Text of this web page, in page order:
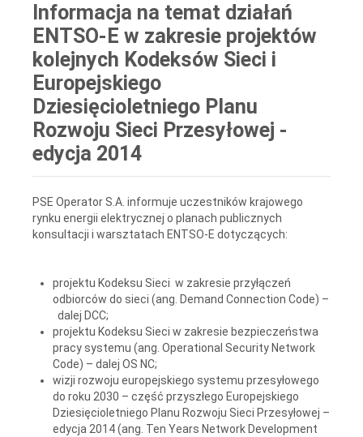
Informacja na temat działań
ENTSO-E w zakresie projektów
kolejnych Kodeksów Sieci i
Europejskiego
Dziesięcioletniego Planu
Rozwoju Sieci Przesyłowej -
edycja 2014
PSE Operator S.A. informuje uczestników krajowego
rynku energii elektrycznej o planach publicznych
konsultacji i warsztatach ENTSO-E dotyczących:
projektu Kodeksu Sieci w zakresie przyłączeń
odbiorców do sieci (ang. Demand Connection Code) –
dalej DCC;
projektu Kodeksu Sieci w zakresie bezpieczeństwa
pracy systemu (ang. Operational Security Network
Code) – dalej OS NC;
wizji rozwoju europejskiego systemu przesyłowego
do roku 2030 – część przyszłego Europejskiego
Dziesięcioletniego Planu Rozwoju Sieci Przesyłowej –
edycja 2014 (ang. Ten Years Network Development